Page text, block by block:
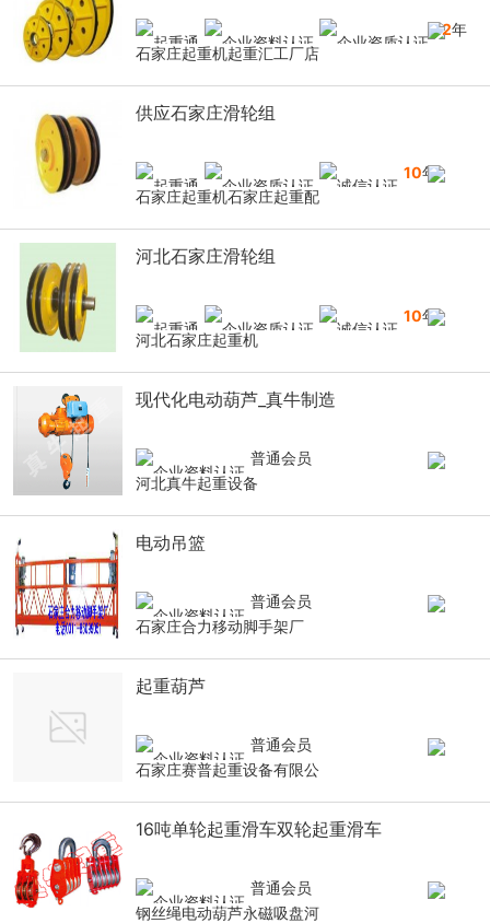
12年
石家庄起重机起重汇工厂店
供应石家庄滑轮组
10年
石家庄起重机石家庄起重配
河北石家庄滑轮组
10年
河北石家庄起重机
现代化电动葫芦_真牛制造
普通会员
河北真牛起重设备
电动吊篮
普通会员
石家庄合力移动脚手架厂
起重葫芦
普通会员
石家庄赛普起重设备有限公
16吨单轮起重滑车双轮起重滑车
普通会员
钢丝绳电动葫芦永磁吸盘河